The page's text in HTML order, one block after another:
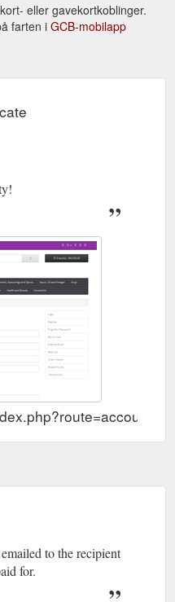
eller gavekortkoblinger.
farten i GCB-mobilapp
to the recipient
for.